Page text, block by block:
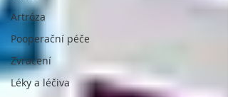
Artróza
Pooperační péče
Zvracení
Léky a léčiva